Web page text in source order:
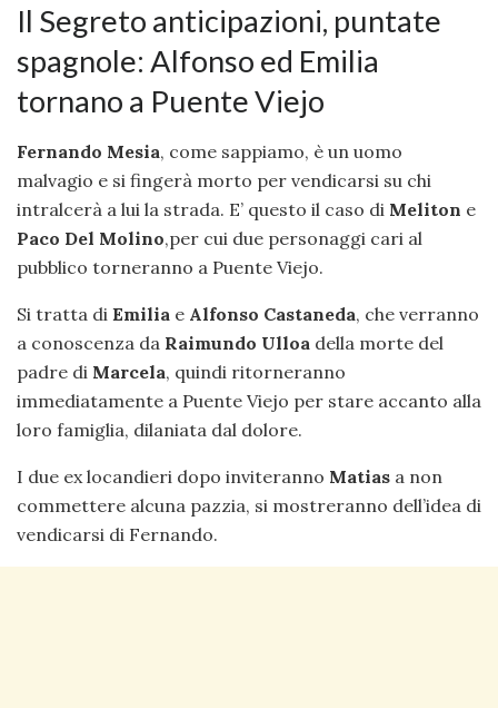
Il Segreto anticipazioni, puntate
spagnole: Alfonso ed Emilia
tornano a Puente Viejo
Fernando Mesia, come sappiamo, è un uomo
malvagio e si fingerà morto per vendicarsi su chi
intralcerà a lui la strada. E’ questo il caso di Meliton e
Paco Del Molino,per cui due personaggi cari al
pubblico torneranno a Puente Viejo.
Si tratta di Emilia e Alfonso Castaneda, che verranno
a conoscenza da Raimundo Ulloa della morte del
padre di Marcela, quindi ritorneranno
immediatamente a Puente Viejo per stare accanto alla
loro famiglia, dilaniata dal dolore.
I due ex locandieri dopo inviteranno Matias a non
commettere alcuna pazzia, si mostreranno dell’idea di
vendicarsi di Fernando.